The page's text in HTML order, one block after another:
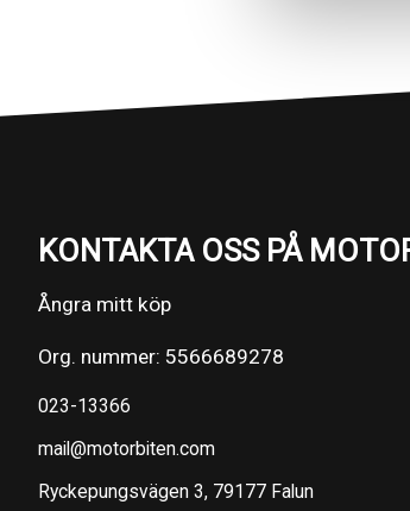
KONTAKTA OSS PÅ
Ångra mitt köp
Org. nummer: 5566689278
023-13366
mail@motorbiten.com
Ryckepungsvägen 3, 79177 Falun